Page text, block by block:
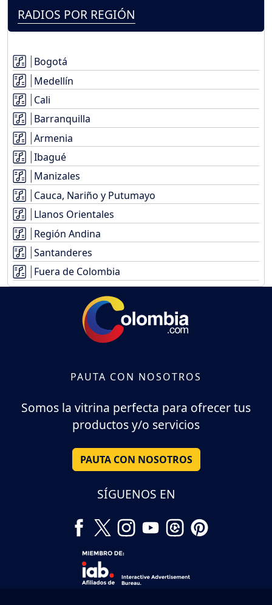
RADIOS POR REGIÓN
Bogotá
Medellín
Cali
Barranquilla
Armenia
Ibagué
Manizales
Cauca, Nariño y Putumayo
Llanos Orientales
Región Andina
Santanderes
Fuera de Colombia
PAUTA CON NOSOTROS
Somos la vitrina perfecta para ofrecer tus
productos y/o servicios
PAUTA CON NOSOTROS
SÍGUENOS EN